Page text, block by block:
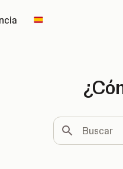
Change country
Buscar